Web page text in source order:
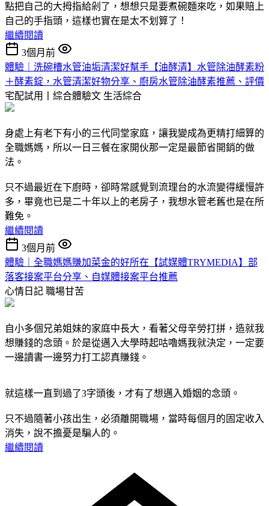
點把自己的大拇指給剁了，想想只是要煮碗麵來吃，如果賠上
自己的手指頭，這樣也實在是太不划算了！
繼續閱讀
3個月前
體驗｜洗碗槽水管油垢清潔好幫手【油酵清】水管除油酵素粉
＋酵素錠，水管清潔好物分享、廚房水管除油酵素推薦、評價
宅配試用丨綜合體驗文 生活綜合
身處上有老下有小的三代同堂家庭，讓我變成為更精打細算的
全職媽媽，所以一日三餐在家開伙那一定是最節省開銷的做
法。
只不過最近在下廚時，卻時常感覺到流理台的水流變得緩慢許
多，畢竟也已是二十年以上的老房子，我想水管老舊也是在所
難免。
繼續閱讀
3個月前
體驗｜全職媽媽賺加菜金的好所在【試媒體TRYMEDIA】部
落客接案平台分享、自媒體接案平台推薦
心情日記 職場甘苦
自小多個兄弟姐妹的家庭中長大，看著父母辛勞打拼，造就我
想賺錢的念頭。於是從邁入大學時起咕嚕媽我就決定，一定要
一邊讀書一邊努力打工認真賺錢。
就這樣一直到過了3字頭後，才有了想邁入婚姻的念頭。
只不過隨著小孩出生，必須離開職場，當時每個月的固定收入
消失，說不擔憂是騙人的。
繼續閱讀